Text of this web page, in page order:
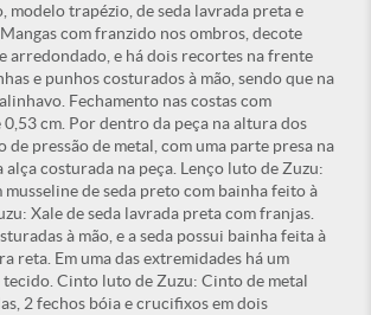
modelo trapézio, de seda lavrada preta e
com franzido nos ombros, decote
arredondado, e há dois recortes na frente
e punhos costurados à mão, sendo que na
Fechamento nas costas com
cm. Por dentro da peça na altura dos
de pressão de metal, com uma parte presa na
alça costurada na peça. Lenço luto de Zuzu:
musseline de seda preto com bainha feito à
Xale de seda lavrada preta com franjas.
à mão, e a seda possui bainha feita à
reta. Em uma das extremidades há um
tecido. Cinto luto de Zuzu: Cinto de metal
2 fechos bóia e crucifixos em dois